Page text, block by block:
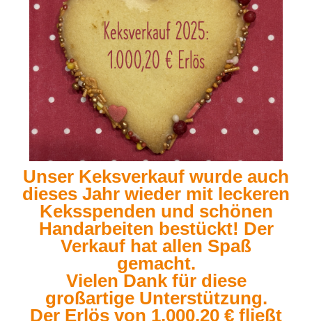
Unser Keksverkauf wurde auch
dieses Jahr wieder mit leckeren
Keksspenden und schönen
Handarbeiten bestückt! Der
Verkauf hat allen Spaß
gemacht.
Vielen Dank für diese
großartige Unterstützung.
Der Erlös von 1.000,20 € fließt